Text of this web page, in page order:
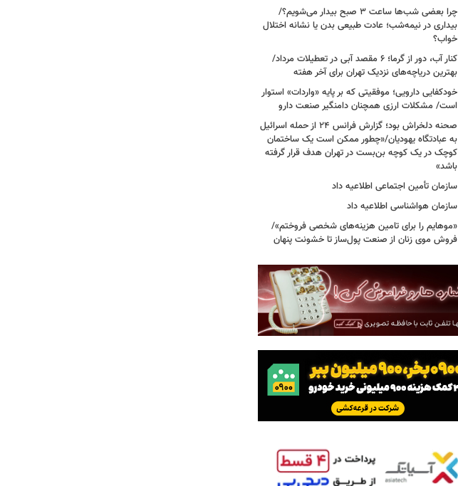
چرا بعضی شب‌ها ساعت ۳ صبح بیدار می‌شویم؟/
بیداری در نیمه‌شب؛ عادت طبیعی بدن یا نشانه اختلال
خواب؟
کنار آب، دور از گرما؛ ۶ مقصد آبی در تعطیلات مرداد/
بهترین دریاچه‌های نزدیک تهران برای آخر هفته
خودکفایی دارویی؛ موفقیتی که بر پایه‌ «واردات» استوار
است/ مشکلات ارزی همچنان دامنگیر صنعت دارو
صحنه دلخراش بود؛ گزارش فرانس ۲۴ از حمله اسرائیل
به عبادتگاه یهودیان/«چطور ممکن است یک ساختمان
کوچک در یک کوچه بن‌بست در تهران هدف قرار گرفته
باشد»
سازمان تأمین اجتماعی اطلاعیه داد
سازمان هواشناسی اطلاعیه داد
«موهایم را برای تامین هزینه‌های شخصی فروختم»/
فروش موی زنان از صنعت پول‌ساز تا خشونت پنهان